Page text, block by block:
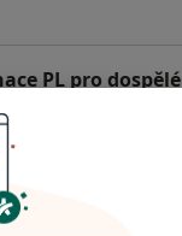
PL pro dospělé